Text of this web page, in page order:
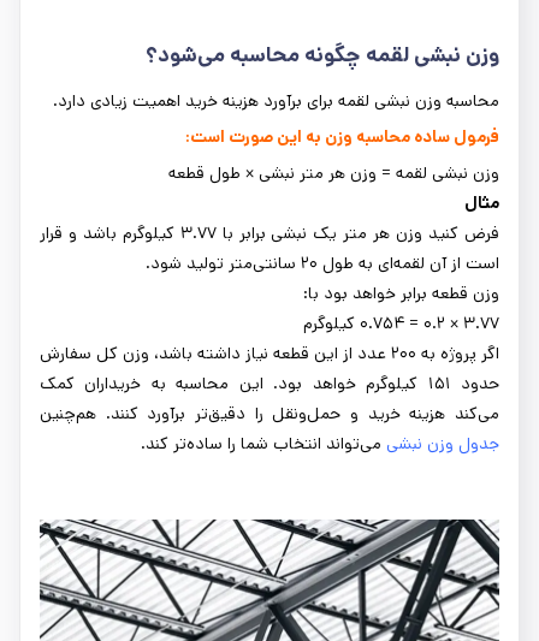
وزن نبشی لقمه چگونه محاسبه می‌شود؟
محاسبه وزن نبشی لقمه برای برآورد هزینه خرید اهمیت زیادی دارد.
فرمول ساده محاسبه وزن به این صورت است:
وزن نبشی لقمه = وزن هر متر نبشی × طول قطعه
مثال
فرض کنید وزن هر متر یک نبشی برابر با ۳.۷۷ کیلوگرم باشد و قرار
است از آن لقمه‌ای به طول ۲۰ سانتی‌متر تولید شود.
وزن قطعه برابر خواهد بود با:
۳.۷۷ × ۰.۲ = ۰.۷۵۴ کیلوگرم
اگر پروژه به ۲۰۰ عدد از این قطعه نیاز داشته باشد، وزن کل سفارش
حدود ۱۵۱ کیلوگرم خواهد بود. این محاسبه به خریداران کمک
می‌کند هزینه خرید و حمل‌ونقل را دقیق‌تر برآورد کنند. هم‌چنین
جدول وزن نبشی می‌تواند انتخاب شما را ساده‌تر کند.